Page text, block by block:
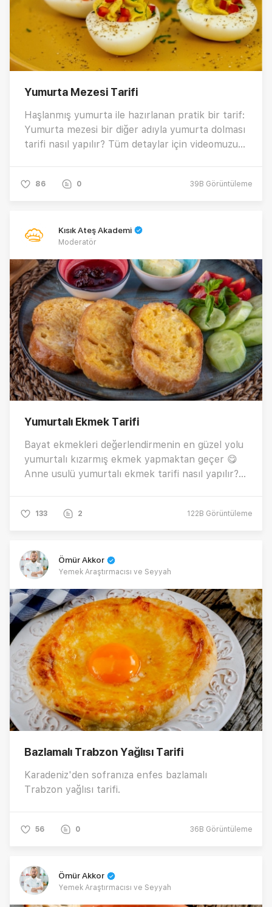
Yumurta Mezesi Tarifi
Haşlanmış yumurta ile hazırlanan pratik bir tarif:
Yumurta mezesi bir diğer adıyla yumurta dolması
tarifi nasıl yapılır? Tüm detaylar için videomuzu
86 0 39B Görüntüleme
Kısık Ateş Akademi
Moderatör
Yumurtalı Ekmek Tarifi
Bayat ekmekleri değerlendirmenin en güzel yolu
yumurtalı kızarmış ekmek yapmaktan geçer 😋
Anne usulü yumurtalı ekmek tarifi nasıl yapılır?
133 2 122B Görüntüleme
Ömür Akkor
Yemek Araştırmacısı ve Seyyah
Bazlamalı Trabzon Yağlısı Tarifi
Karadeniz'den sofranıza enfes bazlamalı
Trabzon yağlısı tarifi.
56 0 36B Görüntüleme
Ömür Akkor
Yemek Araştırmacısı ve Seyyah